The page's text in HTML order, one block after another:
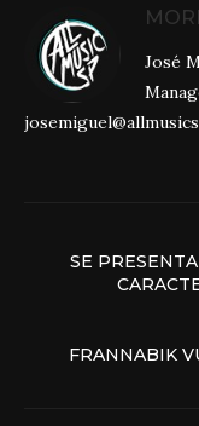
José
SE
FRANNABIK